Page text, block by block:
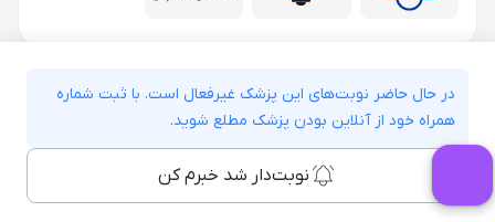
در حال حاضر نوبت‌های این پزشک غیرفعال است. با ثبت شماره
همراه خود از آنلاین بودن پزشک مطلع شوید.
نوبت‌دار شد خبرم کن